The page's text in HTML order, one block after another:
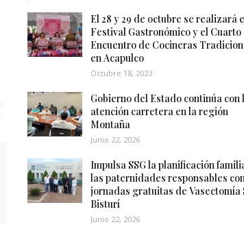
El 28 y 29 de octubre se realizará
Festival Gastronómico y el Cuarto
Encuentro de Cocineras
en Acapulco
Octubre 18, 2023
Gobierno del Estado continúa con
atención carretera en la región
Montaña
Junio 22, 2026
Impulsa SSG la planificación
las paternidades responsables
jornadas gratuitas de Vasectomía
Bisturí
Junio 22, 2026